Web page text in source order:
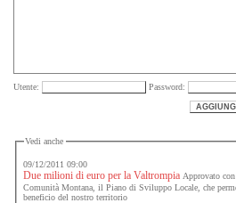
Utente: Password:
Vedi anche
09/12/2011 09:00
Due milioni di euro per la Valtrompia Approvato
Comunità Montana, il Piano di Sviluppo Locale, che
beneficio del nostro territorio